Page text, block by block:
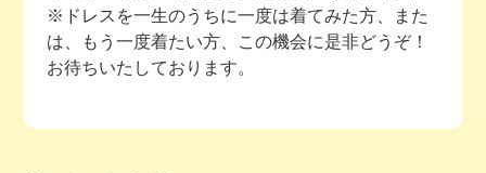
※ドレスを一生のうちに一度は着てみた方、また
は、もう一度着たい方、この機会に是非どうぞ！
お待ちいたしております。